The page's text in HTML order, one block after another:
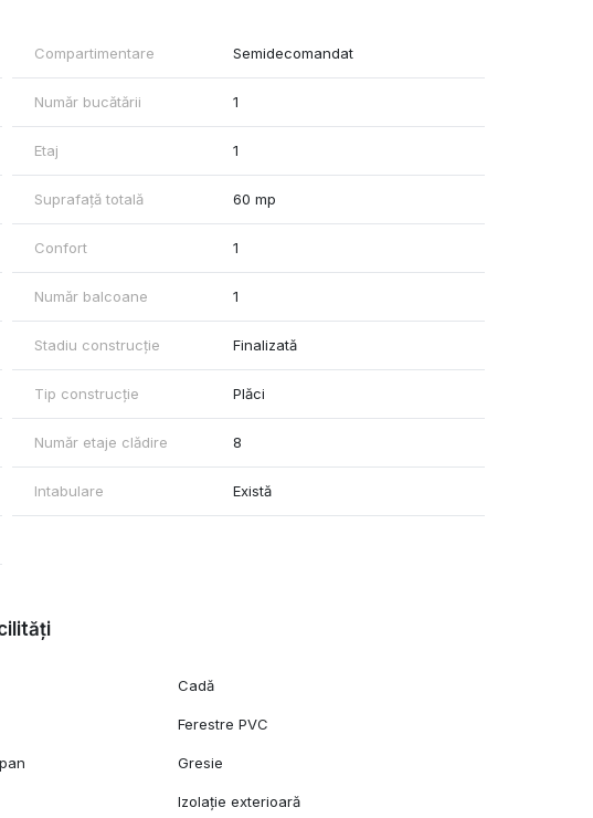
conexiuni directe către centrul și alte zone cheie ale orașului.
parcuri, restaurante selecte și spații de birouri.
mă contactați.
Compartimentare Semidecomandat
Număr bucătării 1
Etaj 1
Suprafață totală 60 mp
Confort 1
Număr balcoane 1
Stadiu construcție Finalizată
Tip construcție Plăci
Număr etaje clădire 8
Intabulare Există
Cadă
Ferestre PVC
Gresie
Izolație exterioară